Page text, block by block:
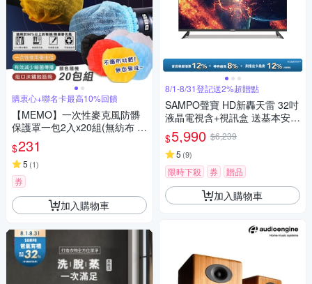
購衷心+聯名卡最高10%回饋
【MEMO】一次性麥克風防髒
保護罩一包2入x20組(無紡布 麥
克風套 抛棄式 市話機話筒套 防
塵套防噴罩/1001)
$231
5 (1)
券
加入購物車
8/1-8/31登記送2%超贈點
SAMPO聲寶 HD新轟天雷 32吋
液晶電視含+視訊盒 送基本安裝
+舊機回收 EM-32MDS200
$5,990 $6,239
5 (9)
限時下殺 券 贈品
加入購物車